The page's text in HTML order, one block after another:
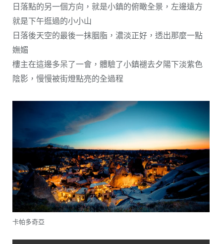
日落點的另一個方向，就是小鎮的俯瞰全景，左邊遠方
就是下午逛過的小小山
日落後天空的最後一抹胭脂，濃淡正好，透出那麼一點
嫵媚
樓主在這邊多呆了一會，體驗了小鎮褪去夕陽下淡紫色
陰影，慢慢被街燈點亮的全過程
卡帕多奇亞